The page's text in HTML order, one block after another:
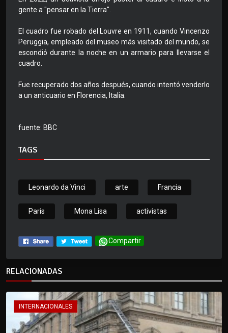
gente a "pensar en la Tierra".
El cuadro fue robado del Louvre en 1911, cuando Vincenzo
Peruggia, empleado del museo más visitado del mundo, se
escondió durante la noche en un armario para llevarse el
cuadro.
Fue recuperado dos años después, cuando intentó venderlo
a un anticuario en Florencia, Italia.
fuente: BBC
TAGS
Leonardo da Vinci arte Francia
Paris Mona Lisa activistas
Compartir
RELACIONADAS
INTERNACIONALES